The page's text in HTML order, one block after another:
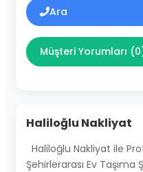
Ara
Müşteri Yorumları
Haliloğlu Nakliyat
Haliloğlu Nakliyat ile
Şehirlerarası Ev